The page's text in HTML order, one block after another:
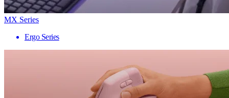
MX Series
Ergo Series